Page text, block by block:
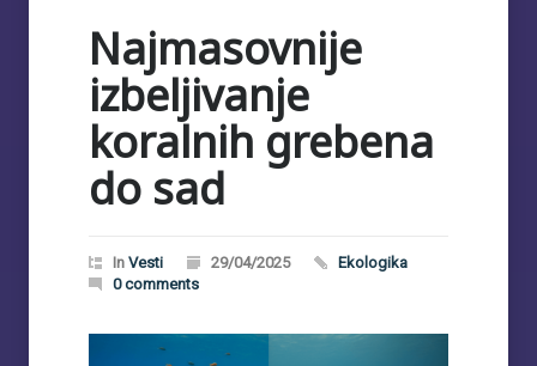
Najmasovnije
izbeljivanje
koralnih grebena
do sad
In Vesti 29/04/2025
Ekologika
0 comments